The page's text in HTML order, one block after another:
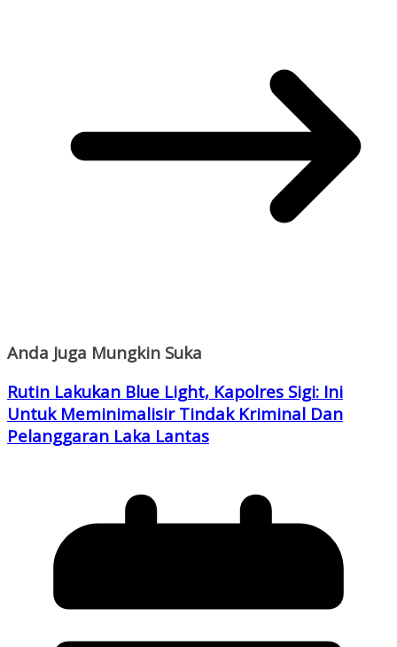
Anda Juga Mungkin Suka
Rutin Lakukan Blue Light, Kapolres Sigi: Ini
Untuk Meminimalisir Tindak Kriminal Dan
Pelanggaran Laka Lantas